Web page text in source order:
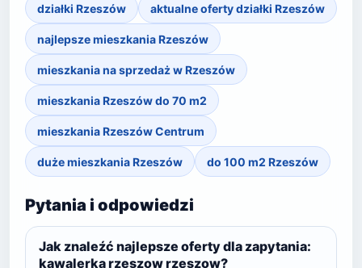
działki Rzeszów aktualne oferty działki Rzeszów
najlepsze mieszkania Rzeszów
mieszkania na sprzedaż w Rzeszów
mieszkania Rzeszów do 70 m2
mieszkania Rzeszów Centrum
duże mieszkania Rzeszów do 100 m2 Rzeszów
Pytania i odpowiedzi
Jak znaleźć najlepsze oferty dla zapytania:
kawalerka rzeszow rzeszow?